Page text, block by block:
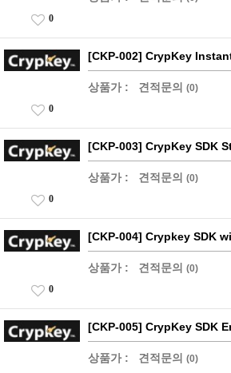
0
[CKP-002] CrypKey
상품가 : 견적문의 (0)
0
[CKP-003] CrypKey SDK
상품가 : 견적문의 (0)
0
[CKP-004] Crypkey SDK
상품가 : 견적문의 (0)
0
[CKP-005] CrypKey SDK
상품가 : 견적문의 (0)